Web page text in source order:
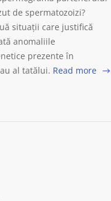
de spermatozoizi?
situații care justifică
anomaliile
prezente în
al tatălui. Read more